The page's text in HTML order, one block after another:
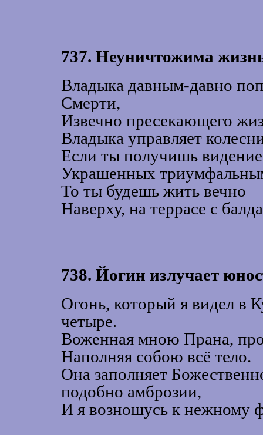
737. Неуничтожима
Владыка давным-давно
Смерти,
Извечно пресекающего
Владыка управляет
Если ты получишь
Украшенных
То ты будешь жить вечно
Наверху, на террасе с
738. Йогин излучает
Огонь, который я видел в
четыре.
Воженная мною Прана,
Наполняя собою всё тело.
Она заполняет
подобно амброзии,
И я возношусь к нежному